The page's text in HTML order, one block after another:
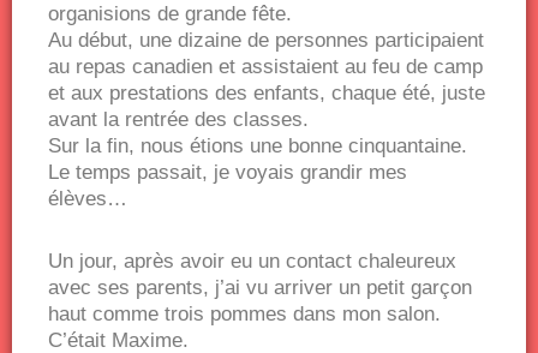
organisions de grande fête.
Au début, une dizaine de personnes participaient
au repas canadien et assistaient au feu de camp
et aux prestations des enfants, chaque été, juste
avant la rentrée des classes.
Sur la fin, nous étions une bonne cinquantaine.
Le temps passait, je voyais grandir mes
élèves…
Un jour, après avoir eu un contact chaleureux
avec ses parents, j’ai vu arriver un petit garçon
haut comme trois pommes dans mon salon.
C’était Maxime.